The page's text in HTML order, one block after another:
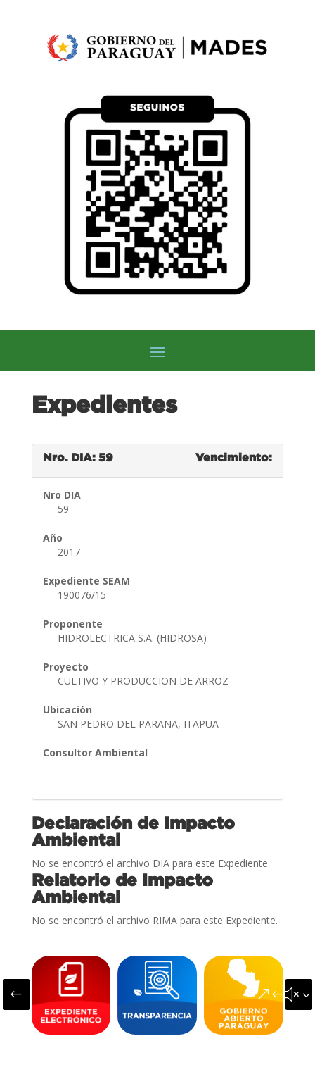
Expedientes
Nro. DIA: 59 Vencimiento:
Nro DIA
59
Año
2017
Expediente SEAM
190076/15
Proponente
HIDROLECTRICA S.A. (HIDROSA)
Proyecto
CULTIVO Y PRODUCCION DE ARROZ
Ubicación
SAN PEDRO DEL PARANA, ITAPUA
Consultor Ambiental
Declaración de Impacto
Ambiental
No se encontró el archivo DIA para este Expediente.
Relatorio de Impacto
Ambiental
No se encontró el archivo RIMA para este Expediente.
#